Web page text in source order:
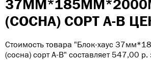
(СОСНА) СОРТ А-В
Стоимость товара "Блок-хаус
(сосна) сорт А-В" составляет 547,00 р.